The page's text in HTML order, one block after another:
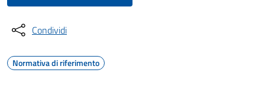
Condividi
Normativa di riferimento